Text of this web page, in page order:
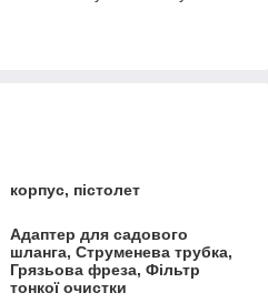
корпус, пістолет
Адаптер для садового
шланга, Струменева трубка,
Грязьова фреза, Фільтр
тонкої очистки